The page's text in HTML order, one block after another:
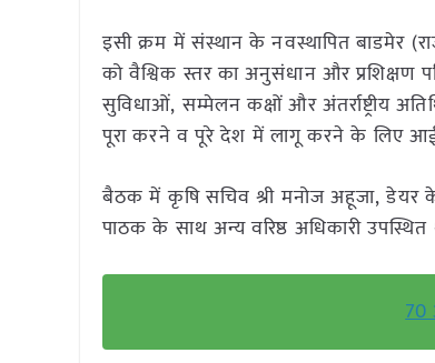
इसी क्रम में संस्थान के नवस्थापित बाडमेर
को वैश्विक स्तर का अनुसंधान और प्रशिक्षण
सुविधाओं, सम्मेलन कक्षों और अंतर्राष्ट्रीय
पूरा करने व पूरे देश में लागू करने के लिए
बैठक में कृषि सचिव श्री मनोज अहूजा, डेयर
पाठक के साथ अन्य वरिष्ठ अधिकारी उपस्थित
70